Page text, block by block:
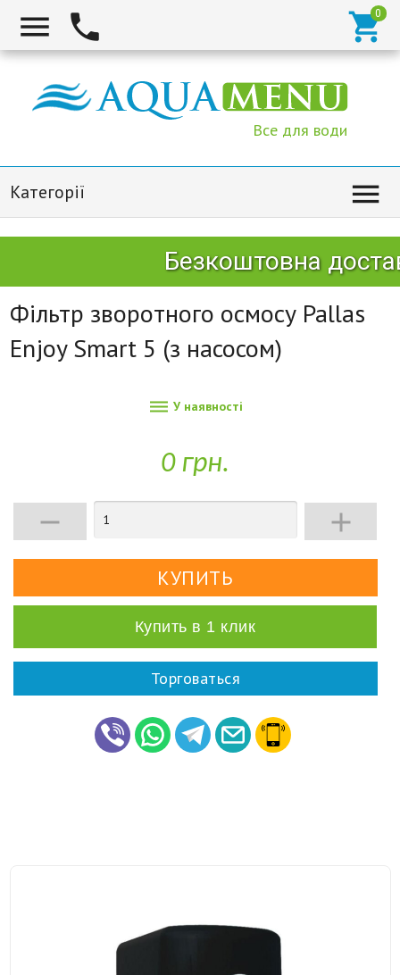
  
Все для води
Категорії 
Безкоштовна
Фільтр зворотного осмосу Pallas
Enjoy Smart 5 (з насосом)
 У наявності
0 грн.
 
Купить в 1 клик
Торговаться